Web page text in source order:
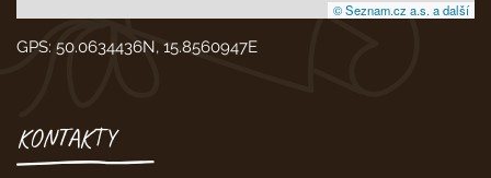
© Seznam.cz a.s. a další
GPS: 50.0634436N, 15.8560947E
KONTAKTY